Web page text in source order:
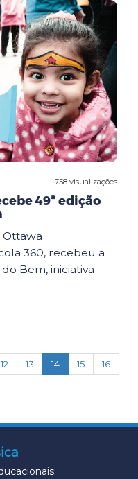
758 visualizações
49ª edição
Ottawa
360, recebeu a
Bem, iniciativa
12 13 14(current)
15
16